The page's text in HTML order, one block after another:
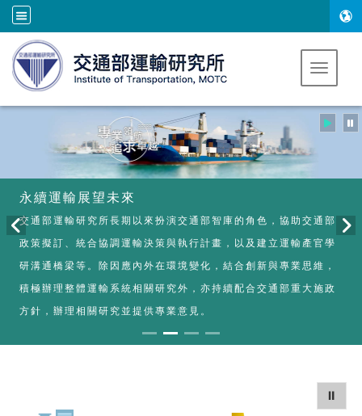
跳到主要內容
Toggle
永續運輸展望未來
交通部運輸研究所長期以來扮演交通部智庫的角色，協助交通部
政策擬訂、統合協調運輸決策與執行計畫，以及建立運輸產官學
研溝通橋梁等。除因應內外在環境變化，結合創新與專業思維，
積極辦理整體運輸系統相關研究外，亦持續配合交通部重大施政
方針，辦理相關研究並提供專業意見。
⏸